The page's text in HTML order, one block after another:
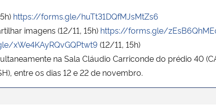
https://forms.gle/huTt31DQfMJsMtZs6
imagens (12/11, 15h) https://forms.gle/
xWe4KAyRQvGQPtwt9 (12/11, 15h)
na Sala Cláudio Carriconde do prédio 40
entre os dias 12 e 22 de novembro.